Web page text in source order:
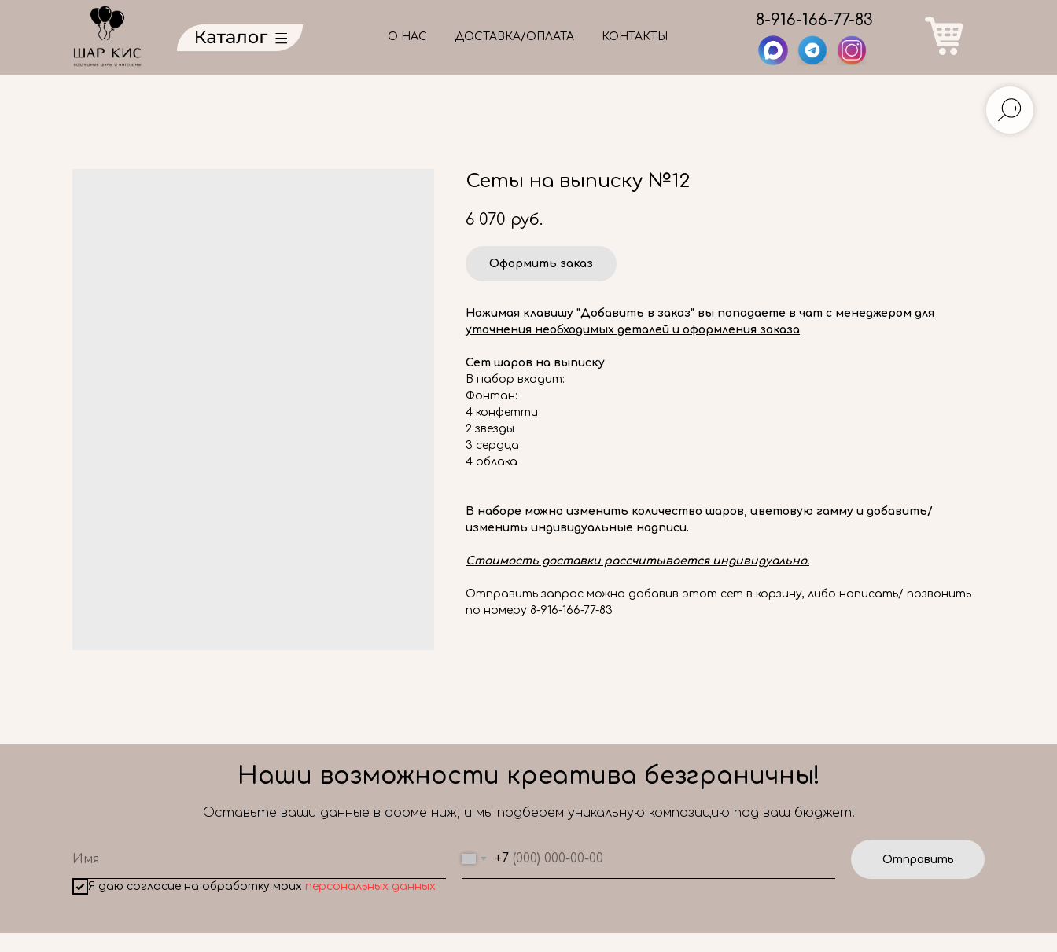
8-916-166-77-83
О НАС ДОСТАВКА/ОПЛАТА КОНТАКТЫ
Сеты на выписку №12
6 070 руб.
Оформить заказ
Нажимая клавишу "Добавить в заказ" вы попадаете в чат с менеджером для
уточнения необходимых деталей и оформления заказа
Сет шаров на выписку
В набор входит:
Фонтан:
4 конфетти
2 звезды
3 сердца
4 облака
В наборе можно изменить количество шаров, цветовую гамму и добавить/
изменить индивидуальные надписи.
Стоимость доставки рассчитывается индивидуально.
Отправить запрос можно добавив этот сет в корзину, либо написать/ позвонить
по номеру 8-916-166-77-83
+7
Я даю согласие на обработку моих персональных данных
Отправить
Наши возможности креатива безграничны!
Оставьте ваши данные в форме ниж, и мы подберем уникальную композицию под ваш бюджет!